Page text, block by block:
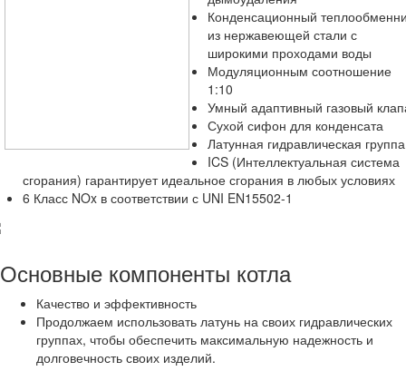
Конденсационный
из нержавеющей стали с
широкими проходами воды
Модуляционным соотношение
1:10
Умный адаптивный газовый
Сухой сифон для конденсата
Латунная гидравлическая группа
ICS (Интеллектуальная система
сгорания) гарантирует идеальное сгорания в любых условиях
6 Класс NOx в соответствии с UNI EN15502-1
Основные компоненты котла
Качество и эффективность
Продолжаем использовать латунь на своих гидравлических
группах, чтобы обеспечить максимальную надежность и
долговечность своих изделий.